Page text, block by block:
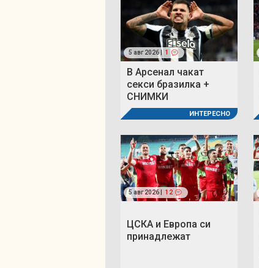
5 авг 2026 | 1
В Арсенал чакат
секси бразилка +
СНИМКИ
ИНТЕРЕСНО
5 авг 2026 | 12
ЦСКА и Европа си
принадлежат